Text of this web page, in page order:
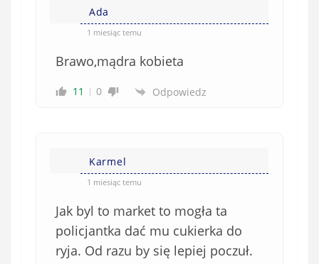
Ada
1 miesiąc temu
Brawo,mądra kobieta
11 0 Odpowiedz
Karmel
1 miesiąc temu
Jak byl to market to mogła ta
policjantka dać mu cukierka do
ryja. Od razu by się lepiej poczuł.